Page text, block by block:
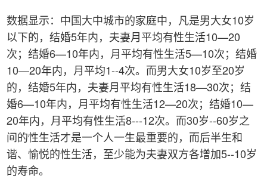
数据显示：中国大中城市的家庭中，凡是男大女10岁
以下的，结婚5年内，夫妻月平均有性生活10—20
次；结婚6—10年内，月平均有性生活5—10次；结婚
10—20年内，月平均1--4次。而男大女10岁至20岁
的，结婚5年内，夫妻月平均有性生活18—30次；结
婚6—10年内，月平均有性生活12—20次；结婚10—
20年内，月平均有性生活8---12次。而30岁--60岁之
间的性生活才是一个人一生最重要的，而后半生和
谐、愉悦的性生活，至少能为夫妻双方各增加5--10岁
的寿命。